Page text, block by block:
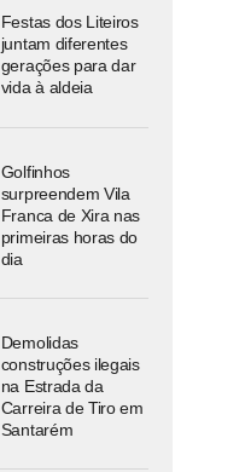
Festas dos Liteiros
juntam diferentes
gerações para dar
vida à aldeia
Golfinhos
surpreendem Vila
Franca de Xira nas
primeiras horas do
dia
Demolidas
construções ilegais
na Estrada da
Carreira de Tiro em
Santarém